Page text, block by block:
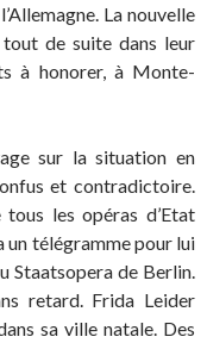
La nouvelle
de suite dans leur
à honorer, à Monte-
sur la situation en
et contradictoire.
les opéras d’Etat
un télégramme pour lui
Staatsopera de Berlin.
retard. Frida Leider
sa ville natale. Des